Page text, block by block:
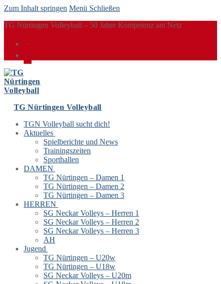
Zum Inhalt springen Menü Schließen
TG Nürtingen Volleyball – 50 Jahre Kompetenz am Netz
TG Nürtingen Volleyball
TGN Volleyball sucht dich!
Aktuelles
Spielberichte und News
Trainingszeiten
Sporthallen
DAMEN
TG Nürtingen – Damen 1
TG Nürtingen – Damen 2
TG Nürtingen – Damen 3
HERREN
SG Neckar Volleys – Herren 1
SG Neckar Volleys – Herren 2
SG Neckar Volleys – Herren 3
AH
Jugend
TG Nürtingen – U20w
TG Nürtingen – U18w
SG Neckar Volleys – U20m